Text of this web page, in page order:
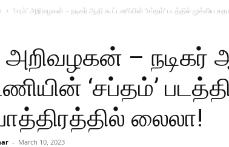
‘ஈரம்’ அறிவழகன் – நடிகர் ஆதி கூட்டணியின் ‘சப்தம்’ படத்தில் முக்கிய
அறிவழகன் – நடிகர்
‘சப்தம்’
லைலா!
- March 10, 2023